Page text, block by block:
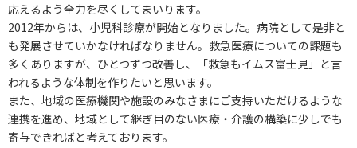
応えるよう全力を尽くしてまいります。
2012年からは、小児科診療が開始となりました。病院として是非と
も発展させていかなければなりません。救急医療についての課題も
多くありますが、ひとつずつ改善し、「救急もイムス富士見」と言
われるような体制を作りたいと思います。
また、地域の医療機関や施設のみなさまにご支持いただけるような
連携を進め、地域として継ぎ目のない医療・介護の構築に少しでも
寄与できればと考えております。